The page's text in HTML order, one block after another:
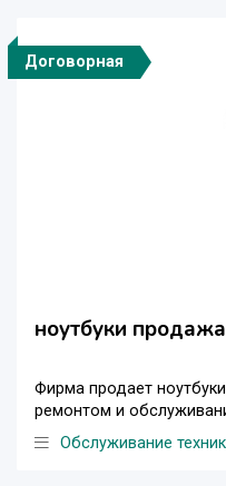
Договорная
ноутбуки продажа
Фирма продает
ремонтом и
Обслуживание